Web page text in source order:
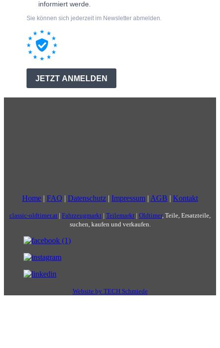
Home | FAQ | Datenschutz | Impressum | AGB | Kontakt
classic-oldtimer.at | Fahrzeugmarkt | Teilemarkt | Oldtimer, Teile, Ersatzteile,
suchen, kaufen und verkaufen.
Website by TECH Schmiede